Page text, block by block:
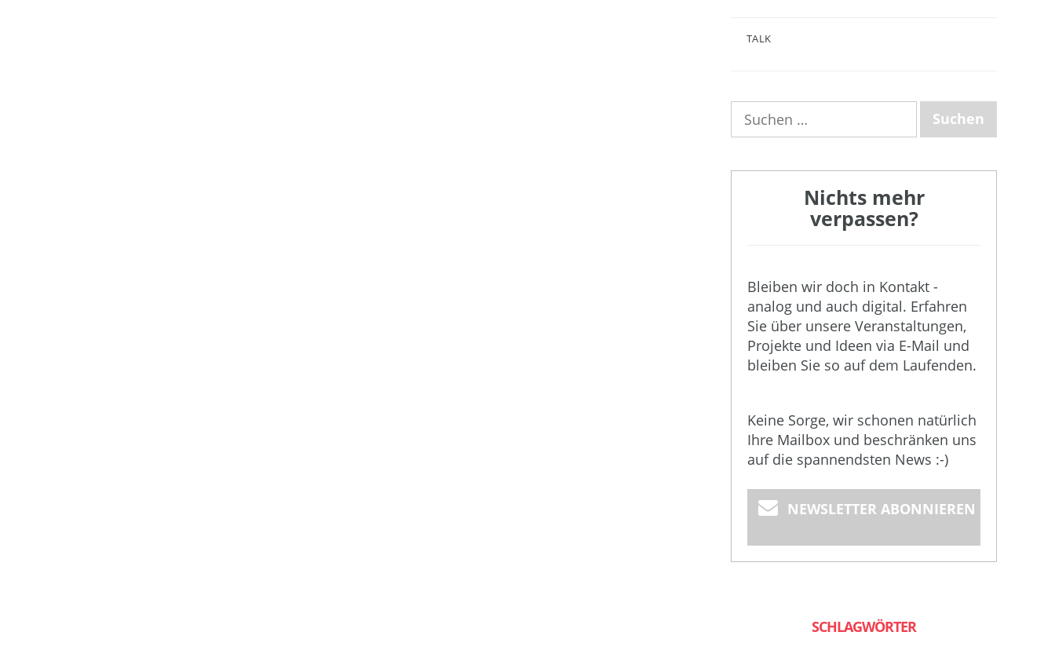
TALK
nach:
Nichts mehr
verpassen?
Bleiben wir doch in Kontakt -
analog und auch digital. Erfahren
Sie über unsere Veranstaltungen,
Projekte und Ideen via E-Mail und
bleiben Sie so auf dem Laufenden.
Keine Sorge, wir schonen natürlich
Ihre Mailbox und beschränken uns
auf die spannendsten News :-)
NEWSLETTER ABONNIEREN
SCHLAGWÖRTER